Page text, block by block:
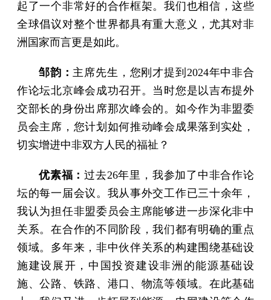
起了一个非常好的合作框架。我们也相信，这些
全球倡议对整个世界都具有重大意义，尤其对非
洲国家而言更是如此。
邹韵： 主席先生，您刚才提到2024年中非合
作论坛北京峰会成功召开。当时您是以吉布提外
交部长的身份出席那次峰会的。如今作为非盟委
员会主席，您计划如何推动峰会成果落到实处，
切实增进中非双方人民的福祉？
优素福：过去26年里，我参加了中非合作论
坛的每一届会议。我从事外交工作已三十余年，
我认为担任非盟委员会主席能够进一步深化非中
关系。在合作的不同阶段，我们都有明确的重点
领域。多年来，非中伙伴关系的构建围绕基础设
施建设展开，中国投资建设非洲的能源基础设
施、公路、铁路、港口、物流等领域。在此基础